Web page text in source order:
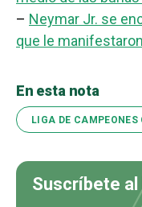
– Neymar Jr. se
que le
En esta nota
LIGA DE
Suscríbete